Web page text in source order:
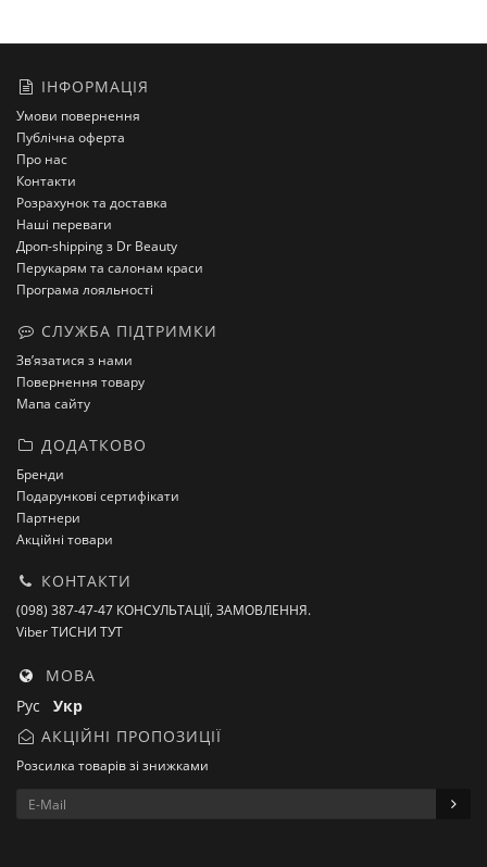
ІНФОРМАЦІЯ
Умови повернення
Публічна оферта
Про нас
Контакти
Розрахунок та доставка
Наші переваги
Дроп-shipping з Dr Beauty
Перукарям та салонам краси
Програма лояльності
СЛУЖБА ПІДТРИМКИ
Зв’язатися з нами
Повернення товару
Мапа сайту
ДОДАТКОВО
Бренди
Подарункові сертифікати
Партнери
Акційні товари
КОНТАКТИ
(098) 387-47-47 КОНСУЛЬТАЦІЇ, ЗАМОВЛЕННЯ.
Viber ТИСНИ ТУТ
МОВА
Рус Укр
АКЦІЙНІ ПРОПОЗИЦІЇ
Розсилка товарів зі знижками